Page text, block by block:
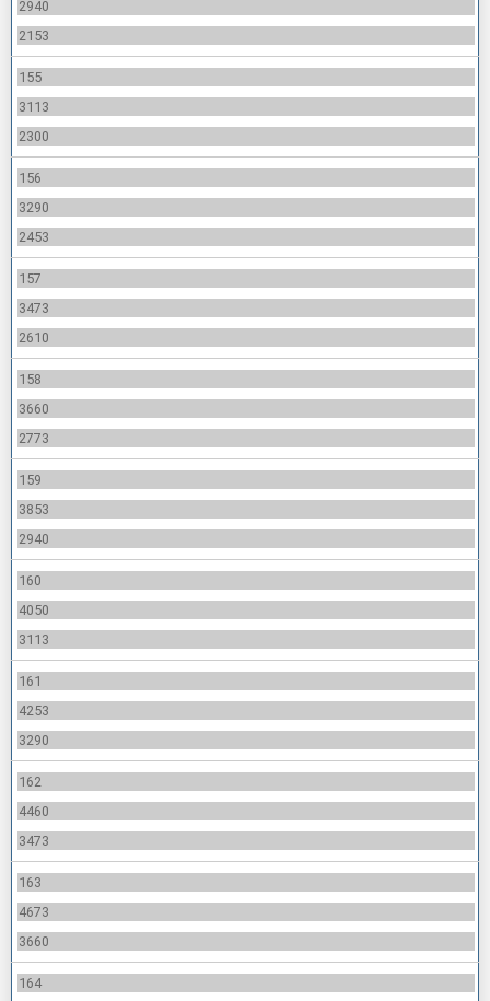
2940
2153
155
3113
2300
156
3290
2453
157
3473
2610
158
3660
2773
159
3853
2940
160
4050
3113
161
4253
3290
162
4460
3473
163
4673
3660
164